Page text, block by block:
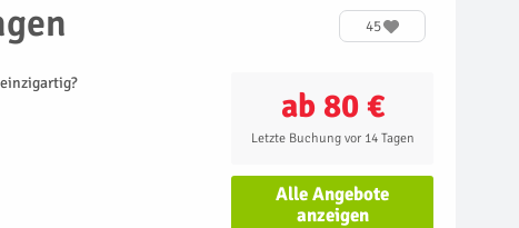
45
ab 80 €
Letzte Buchung vor 14 Tagen
Alle Angebote
anzeigen